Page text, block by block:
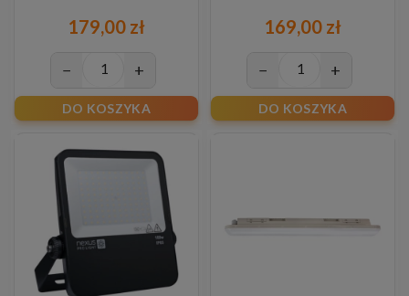
179,00 zł
− +
DO KOSZYKA
169,00 zł
− +
DO KOSZYKA